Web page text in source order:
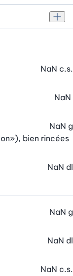
NaN c.s.
NaN
bien rincées
NaN g
NaN dl
NaN g
NaN dl
NaN c.s.